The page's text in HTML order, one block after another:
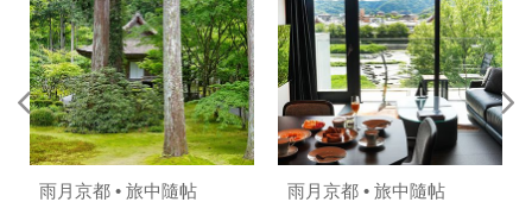
雨月京都 • 旅中隨帖
雨月京都 • 旅中隨帖